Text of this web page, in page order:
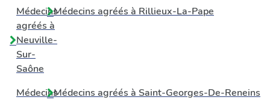
Médecins
agréés à
Neuville-
Sur-
Saône
Médecins agréés à Rillieux-La-Pape
MédecinsMédecins agréés à Saint-Georges-De-Reneins